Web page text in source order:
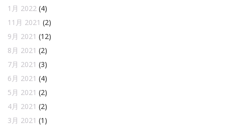
1月 2022 (4)
11月 2021 (2)
9月 2021 (12)
8月 2021 (2)
7月 2021 (3)
6月 2021 (4)
5月 2021 (2)
4月 2021 (2)
3月 2021 (1)